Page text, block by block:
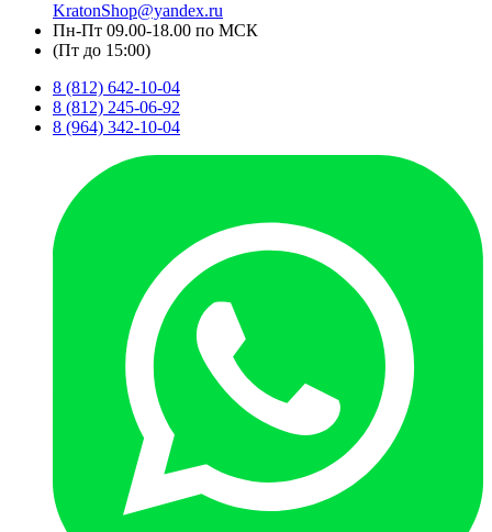
KratonShop@yandex.ru
Пн-Пт 09.00-18.00 по МСК
(Пт до 15:00)
8 (812) 642-10-04
8 (812) 245-06-92
8 (964) 342-10-04